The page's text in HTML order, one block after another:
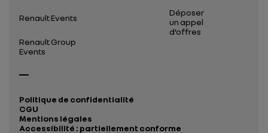
Renault Events
Renault Group
Events
Déposer
un appel
d’offres
Politique de confidentialité
CGU
Mentions légales
Accessibilité : partiellement conforme